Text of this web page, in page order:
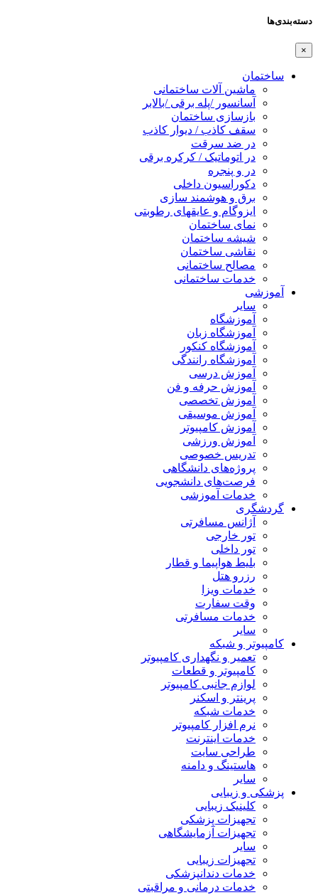
دسته‌بندی‌ها
×
ساختمان
ماشین آلات ساختمانی
آسانسور /پله برقی /بالابر
بازسازی ساختمان
سقف کاذب / دیوار کاذب
در ضد سرقت
در اتوماتیک / کرکره برقی
در و پنجره
دکوراسیون داخلی
برق و هوشمند سازی
ایزوگام و عایقهای رطوبتی
نمای ساختمان
شیشه ساختمان
نقاشی ساختمان
مصالح ساختمانی
خدمات ساختمانی
آموزشی
سایر
آموزشگاه
آموزشگاه زبان
آموزشگاه کنکور
آموزشگاه رانندگی
آموزش درسی
آموزش حرفه و فن
آموزش تخصصی
آموزش موسیقی
آموزش کامپیوتر
آموزش ورزشی
تدریس خصوصی
پروژه‌های دانشگاهی
فرصت‌های دانشجویی
خدمات آموزشی
گردشگری
آژانس مسافرتی
تور خارجی
تور داخلی
بلیط هواپیما و قطار
رزرو هتل
خدمات ویزا
وقت سفارت
خدمات مسافرتی
سایر
کامپیوتر و شبکه
تعمیر و نگهداری کامپیوتر
کامپیوتر و قطعات
لوازم جانبی کامپیوتر
پرینتر و اسکنر
خدمات شبکه
نرم افزار کامپیوتر
خدمات اینترنت
طراحی سایت
هاستینگ و دامنه
سایر
پزشکی و زیبایی
کلینیک زیبایی
تجهیزات پزشکی
تجهیزات آزمایشگاهی
سایر
تجهیزات زیبایی
خدمات دندانپزشکی
خدمات درمانی و مراقبتی